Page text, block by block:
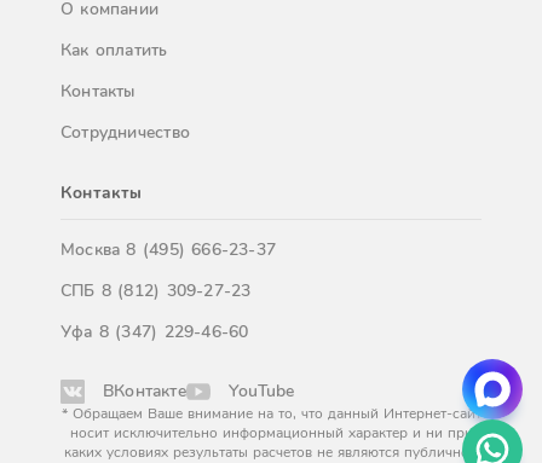
О компании
Как оплатить
Контакты
Сотрудничество
Контакты
Москва8 (495) 666-23-37
СПБ 8 (812) 309-27-23
Уфа 8 (347) 229-46-60
ВКонтакте YouTube
* Обращаем Ваше внимание на то, что данный Интернет-сайт
носит исключительно информационный характер и ни при
каких условиях результаты расчетов не являются публичной